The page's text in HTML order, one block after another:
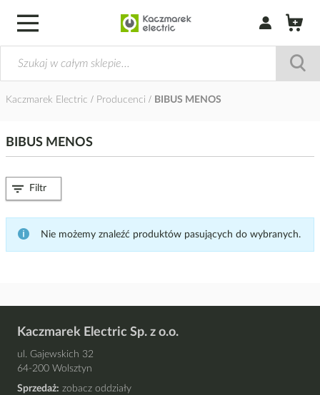
Zaloguj się /
Kaczmarek Electric Producenci BIBUS MENOS
BIBUS MENOS
Nie możemy znaleźć produktów pasujących do wybranych.
Filtr
Kaczmarek Electric Sp. z o.o.
ul. Gajewskich 32
64-200 Wolsztyn
Sprzedaż: zobacz oddziały